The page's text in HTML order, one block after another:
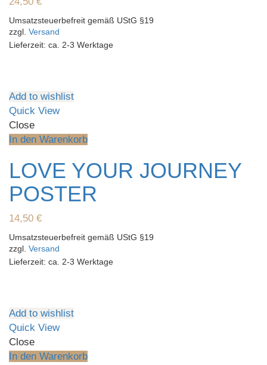
Umsatzsteuerbefreit gemäß UStG §19
zzgl. Versand
Lieferzeit: ca. 2-3 Werktage
Add to wishlist
Quick View
Close
In den Warenkorb
LOVE YOUR JOURNEY
POSTER
14,50 €
Umsatzsteuerbefreit gemäß UStG §19
zzgl. Versand
Lieferzeit: ca. 2-3 Werktage
Add to wishlist
Quick View
Close
In den Warenkorb